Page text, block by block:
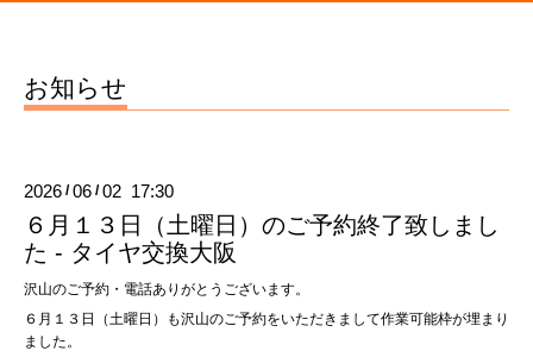
お知らせ
2026 /06 /02 17:30
６月１３日（土曜日）のご予約終了致しまし
た - タイヤ交換大阪
沢山のご予約・電話ありがとうございます。
６月１３日（土曜日）も沢山のご予約をいただきまして作業可能枠が埋まり
ました。